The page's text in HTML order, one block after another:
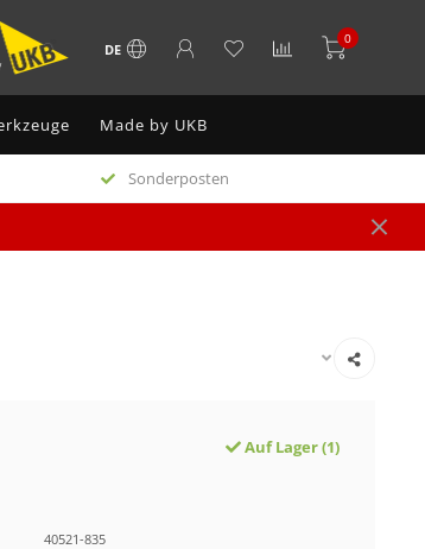
DE
0
Made by UKB
Sonderposten
Auf Lager (1)
40521-835